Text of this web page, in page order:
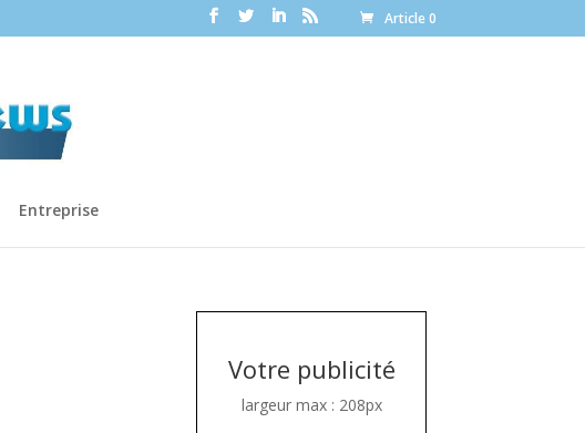
Article 0
Entreprise
Votre publicité
largeur max : 208px